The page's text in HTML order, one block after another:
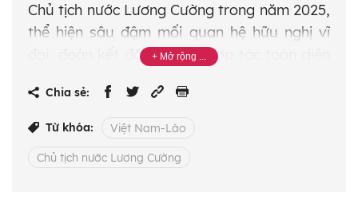
Chủ tịch nước Lương Cường trong năm 2025,
thể hiện sâu đậm mối quan hệ hữu nghị vĩ
đại, đoàn kết đặc biệt và hợp tác toàn diện
năm mới Boun Pi Mai của Lào, trong bối
cảnh mối quan hệ hợp tác giữa hai nước Việt
Chia sẻ:
Từ khóa: Việt Nam-Lào
Chủ tịch nước Lương Cường